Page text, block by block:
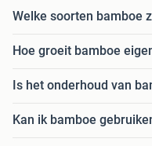
Welke soorten bamboe
Hoe groeit bamboe
Is het onderhoud van
Kan ik bamboe